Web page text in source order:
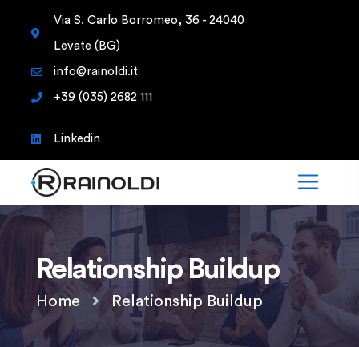
Via S. Carlo Borromeo, 36 - 24040
Levate (BG)
info@rainoldi.it
+39 (035) 2682 111
Linkedin
Relationship Buildup
Home Relationship Buildup